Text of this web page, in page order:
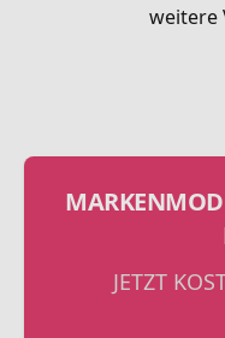
weitere
JETZT